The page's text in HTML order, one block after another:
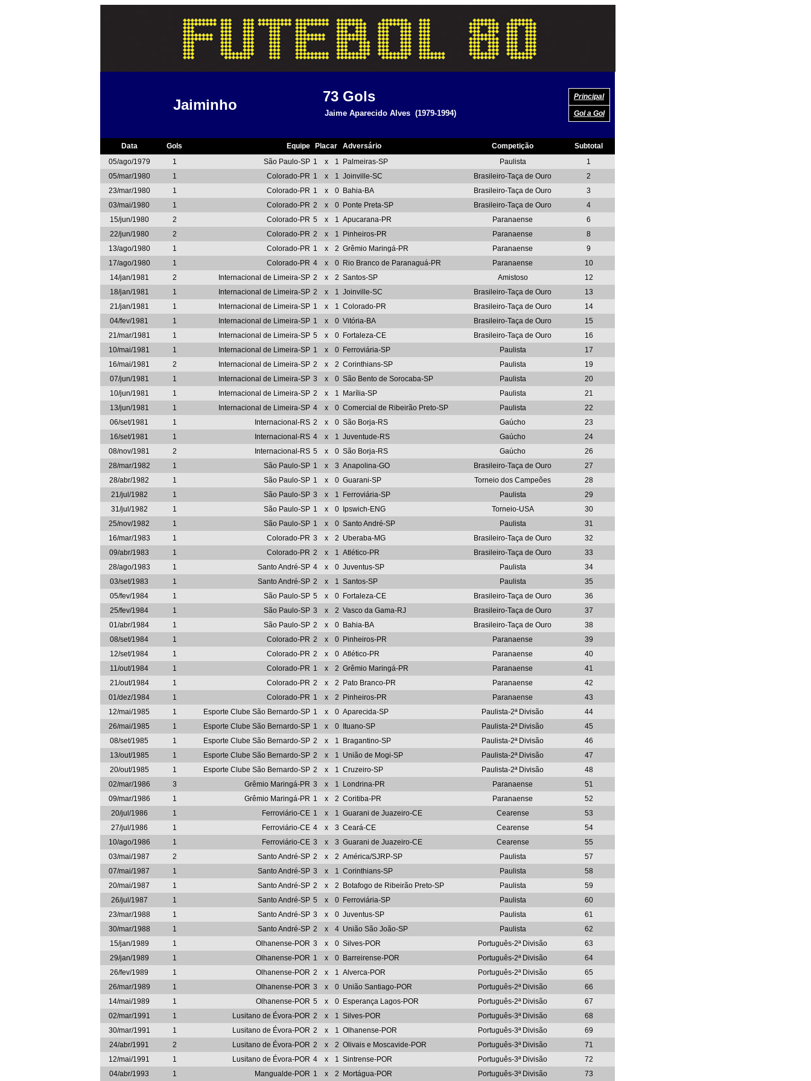
Jaiminho
73 Gols Principal
Jaime Aparecido Alves (1979-1994) Gol a Gol
Data Gols Equipe Placar Adversário Competição
Subtotal
05/ago/1979
1 São Paulo-SP 1 x 1 Palmeiras-SP Paulista
1
05/mar/1980
1 Colorado-PR 1 x 1 Joinville-SC Brasileiro-Taça de Ouro
2
23/mar/1980
1 Colorado-PR 1 x 0 Bahia-BA Brasileiro-Taça de Ouro
3
03/mai/1980
1 Colorado-PR 2 x 0 Ponte Preta-SP Brasileiro-Taça de Ouro
4
15/jun/1980
2 Colorado-PR 5 x 1 Apucarana-PR Paranaense
6
22/jun/1980
2 Colorado-PR 2 x 1 Pinheiros-PR Paranaense
8
13/ago/1980
1 Colorado-PR 1 x 2 Grêmio Maringá-PR Paranaense
9
17/ago/1980
1 Colorado-PR 4 x 0 Rio Branco de Paranaguá-PR Paranaense
10
14/jan/1981
2 Internacional de Limeira-SP 2 x 2 Santos-SP Amistoso
12
18/jan/1981
1 Internacional de Limeira-SP 2 x 1 Joinville-SC Brasileiro-Taça de Ouro
13
21/jan/1981
1 Internacional de Limeira-SP 1 x 1 Colorado-PR Brasileiro-Taça de Ouro
14
04/fev/1981
1 Internacional de Limeira-SP 1 x 0 Vitória-BA Brasileiro-Taça de Ouro
15
21/mar/1981
1 Internacional de Limeira-SP 5 x 0 Fortaleza-CE Brasileiro-Taça de Ouro
16
10/mai/1981
1 Internacional de Limeira-SP 1 x 0 Ferroviária-SP Paulista
17
16/mai/1981
2 Internacional de Limeira-SP 2 x 2 Corinthians-SP Paulista
19
07/jun/1981
1 Internacional de Limeira-SP 3 x 0 São Bento de Sorocaba-SP Paulista
20
10/jun/1981
1 Internacional de Limeira-SP 2 x 1 Marília-SP Paulista
21
13/jun/1981
1 Internacional de Limeira-SP 4 x 0 Comercial de Ribeirão Preto-SP Paulista
22
06/set/1981
1 Internacional-RS 2 x 0 São Borja-RS Gaúcho
23
16/set/1981
1 Internacional-RS 4 x 1 Juventude-RS Gaúcho
24
08/nov/1981
2 Internacional-RS 5 x 0 São Borja-RS Gaúcho
26
28/mar/1982
1 São Paulo-SP 1 x 3 Anapolina-GO Brasileiro-Taça de Ouro
27
28/abr/1982
1 São Paulo-SP 1 x 0 Guarani-SP Torneio dos Campeões
28
21/jul/1982
1 São Paulo-SP 3 x 1 Ferroviária-SP Paulista
29
31/jul/1982
1 São Paulo-SP 1 x 0 Ipswich-ENG Torneio-USA
30
25/nov/1982
1 São Paulo-SP 1 x 0 Santo André-SP Paulista
31
16/mar/1983
1 Colorado-PR 3 x 2 Uberaba-MG Brasileiro-Taça de Ouro
32
09/abr/1983
1 Colorado-PR 2 x 1 Atlético-PR Brasileiro-Taça de Ouro
33
28/ago/1983
1 Santo André-SP 4 x 0 Juventus-SP Paulista
34
03/set/1983
1 Santo André-SP 2 x 1 Santos-SP Paulista
35
05/fev/1984
1 São Paulo-SP 5 x 0 Fortaleza-CE Brasileiro-Taça de Ouro
36
25/fev/1984
1 São Paulo-SP 3 x 2 Vasco da Gama-RJ Brasileiro-Taça de Ouro
37
01/abr/1984
1 São Paulo-SP 2 x 0 Bahia-BA Brasileiro-Taça de Ouro
38
08/set/1984
1 Colorado-PR 2 x 0 Pinheiros-PR Paranaense
39
12/set/1984
1 Colorado-PR 2 x 0 Atlético-PR Paranaense
40
11/out/1984
1 Colorado-PR 1 x 2 Grêmio Maringá-PR Paranaense
41
21/out/1984
1 Colorado-PR 2 x 2 Pato Branco-PR Paranaense
42
01/dez/1984
1 Colorado-PR 1 x 2 Pinheiros-PR Paranaense
43
12/mai/1985
1 Esporte Clube São Bernardo-SP 1 x 0 Aparecida-SP Paulista-2ª Divisão
44
26/mai/1985
1 Esporte Clube São Bernardo-SP 1 x 0 Ituano-SP Paulista-2ª Divisão
45
08/set/1985
1 Esporte Clube São Bernardo-SP 2 x 1 Bragantino-SP Paulista-2ª Divisão
46
13/out/1985
1 Esporte Clube São Bernardo-SP 2 x 1 União de Mogi-SP Paulista-2ª Divisão
47
20/out/1985
1 Esporte Clube São Bernardo-SP 2 x 1 Cruzeiro-SP Paulista-2ª Divisão
48
02/mar/1986
3 Grêmio Maringá-PR 3 x 1 Londrina-PR Paranaense
51
09/mar/1986
1 Grêmio Maringá-PR 1 x 2 Coritiba-PR Paranaense
52
20/jul/1986
1 Ferroviário-CE 1 x 1 Guarani de Juazeiro-CE Cearense
53
27/jul/1986
1 Ferroviário-CE 4 x 3 Ceará-CE Cearense
54
10/ago/1986
1 Ferroviário-CE 3 x 3 Guarani de Juazeiro-CE Cearense
55
03/mai/1987
2 Santo André-SP 2 x 2 América/SJRP-SP Paulista
57
07/mai/1987
1 Santo André-SP 3 x 1 Corinthians-SP Paulista
58
20/mai/1987
1 Santo André-SP 2 x 2 Botafogo de Ribeirão Preto-SP Paulista
59
26/jul/1987
1 Santo André-SP 5 x 0 Ferroviária-SP Paulista
60
23/mar/1988
1 Santo André-SP 3 x 0 Juventus-SP Paulista
61
30/mar/1988
1 Santo André-SP 2 x 4 União São João-SP Paulista
62
15/jan/1989
1 Olhanense-POR 3 x 0 Silves-POR Português-2ª Divisão
63
29/jan/1989
1 Olhanense-POR 1 x 0 Barreirense-POR Português-2ª Divisão
64
26/fev/1989
1 Olhanense-POR 2 x 1 Alverca-POR Português-2ª Divisão
65
26/mar/1989
1 Olhanense-POR 3 x 0 União Santiago-POR Português-2ª Divisão
66
14/mai/1989
1 Olhanense-POR 5 x 0 Esperança Lagos-POR Português-2ª Divisão
67
02/mar/1991
1 Lusitano de Évora-POR 2 x 1 Silves-POR Português-3ª Divisão
68
30/mar/1991
1 Lusitano de Évora-POR 2 x 1 Olhanense-POR Português-3ª Divisão
69
24/abr/1991
2 Lusitano de Évora-POR 2 x 2 Olivais e Moscavide-POR Português-3ª Divisão
71
12/mai/1991
1 Lusitano de Évora-POR 4 x 1 Sintrense-POR Português-3ª Divisão
72
04/abr/1993
1 Mangualde-POR 1 x 2 Mortágua-POR Português-3ª Divisão 73